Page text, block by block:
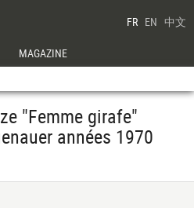
FR EN 中文
MAGAZINE
"Femme girafe"
années 1970